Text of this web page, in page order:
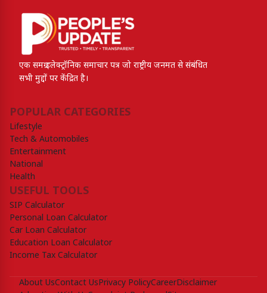
एक समग्र इलेक्ट्रॉनिक समाचार पत्र जो राष्ट्रीय जनमत से संबंधित
सभी मुद्दों पर केंद्रित है।
POPULAR CATEGORIES
Lifestyle
Tech & Automobiles
Entertainment
National
Health
USEFUL TOOLS
SIP Calculator
Personal Loan Calculator
Car Loan Calculator
Education Loan Calculator
Income Tax Calculator
About UsContact UsPrivacy PolicyCareerDisclaimer